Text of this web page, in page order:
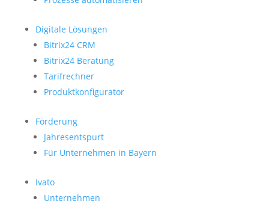
Digitale Lösungen
Bitrix24 CRM
Bitrix24 Beratung
Tarifrechner
Produktkonfigurator
Förderung
Jahresentspurt
Für Unternehmen in Bayern
Ivato
Unternehmen